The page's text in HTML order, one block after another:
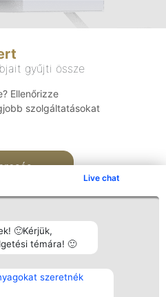
Live chat
🙂Kérjük,
témára! 🙂
szeretnék
gyűjti össze
Ellenőrizze
szolgáltatásokat
Elérhetőség
Elérhetőség